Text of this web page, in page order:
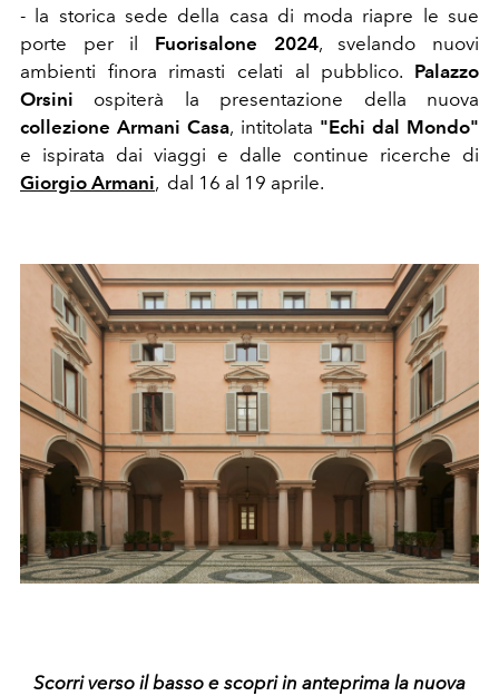
- la storica sede della casa di moda riapre le sue
porte per il Fuorisalone 2024, svelando nuovi
ambienti finora rimasti celati al pubblico. Palazzo
Orsini ospiterà la presentazione della nuova
collezione Armani Casa, intitolata "Echi dal Mondo"
e ispirata dai viaggi e dalle continue ricerche di
Giorgio Armani, dal 16 al 19 aprile.
Scorri verso il basso e scopri in anteprima la nuova